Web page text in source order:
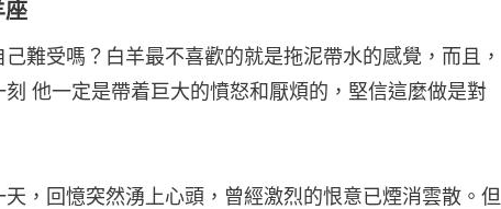
座
難受嗎？白羊最不喜歡的就是拖泥帶水的感覺，而且，
他一定是帶着巨大的憤怒和厭煩的，堅信這麼做是對
，回憶突然湧上心頭，曾經激烈的恨意已煙消雲散。但